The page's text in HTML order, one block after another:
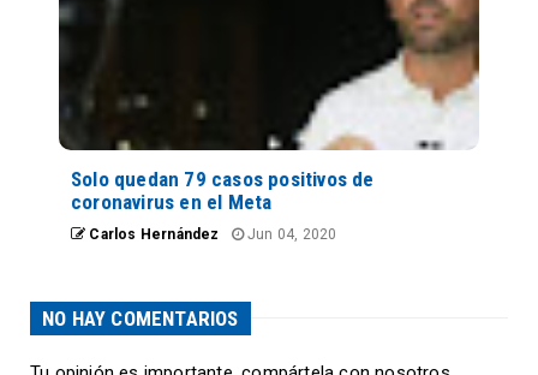
Solo quedan 79 casos positivos de
coronavirus en el Meta
Carlos Hernández Jun 04, 2020
NO HAY COMENTARIOS